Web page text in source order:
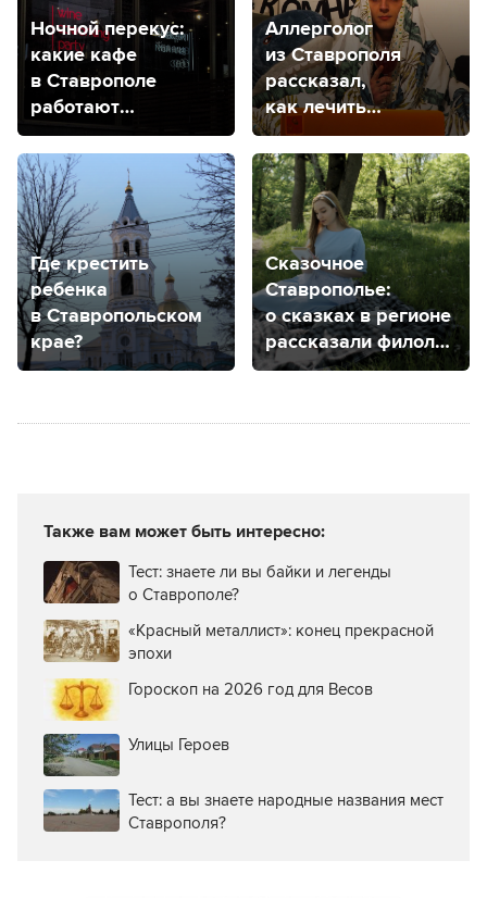
Ночной перекус:
какие кафе
в Ставрополе
работают
круглосуточно?
Аллерголог
из Ставрополя
рассказал,
как лечить
аллергию
Где крестить
ребенка
в Ставропольском
крае?
Сказочное
Ставрополье:
о сказках в регионе
рассказали филолог
и культуролог
Также вам может быть интересно:
Тест: знаете ли вы байки и легенды
о Ставрополе?
«Красный металлист»: конец прекрасной
эпохи
Гороскоп на 2026 год для Весов
Улицы Героев
Тест: а вы знаете народные названия мест
Ставрополя?